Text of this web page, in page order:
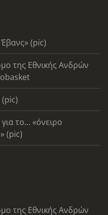
Έβανς» (pic)
της Εθνικής Ανδρών
το... «όνειρο
(pic)
της Εθνικής Ανδρών